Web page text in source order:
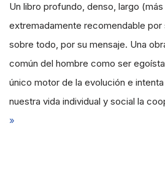
Un libro profundo, denso, largo
extremadamente recomendable por
sobre todo, por su mensaje. Una
común del hombre como ser
único motor de la evolución e
nuestra vida individual y social la
»